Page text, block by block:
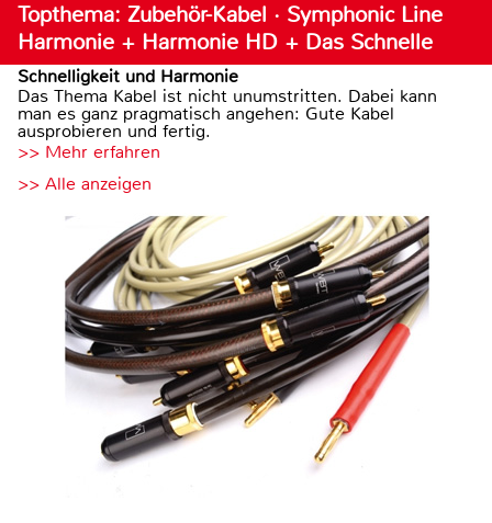
Topthema: Zubehör-Kabel · Symphonic Line
Harmonie + Harmonie HD + Das Schnelle
Schnelligkeit und Harmonie
Das Thema Kabel ist nicht unumstritten. Dabei kann
man es ganz pragmatisch angehen: Gute Kabel
ausprobieren und fertig.
>> Mehr erfahren
>> Alle anzeigen